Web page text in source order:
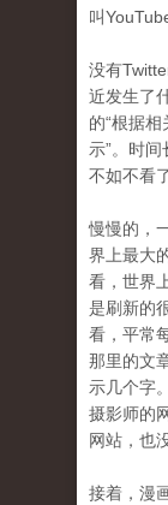
叫
没有
近发生了
的“根据
示”。时
不如不看了
慢慢的，
界上最大
看，世界
是刷新的
看，平常
那里的文
示几个字
摄影师的
网站，也
接着，漫